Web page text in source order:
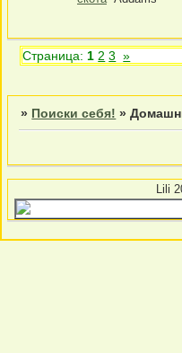
Страница: 1 2 3 »
» Поиски себя! »
Lili